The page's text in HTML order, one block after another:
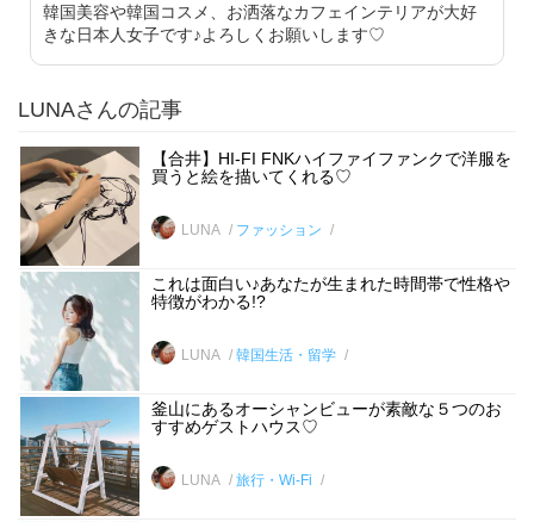
韓国美容や韓国コスメ、お洒落なカフェインテリアが大好
きな日本人女子です♪よろしくお願いします♡
LUNAさんの記事
【合井】HI-FI FNKハイファイファンクで洋服を
買うと絵を描いてくれる♡
LUNA ファッション
これは面白い♪あなたが生まれた時間帯で性格や
特徴がわかる!?
LUNA 韓国生活・留学
釜山にあるオーシャンビューが素敵な５つのお
すすめゲストハウス♡
LUNA 旅行・Wi-Fi